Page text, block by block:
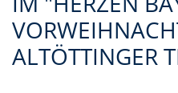
ALTÖTTINGER